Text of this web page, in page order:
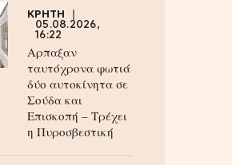
ΚΡΗΤΗ
05.08.2026,
16:22
Αρπαξαν
ταυτόχρονα φωτιά
δύο αυτοκίνητα σε
Σούδα και
Επισκοπή – Τρέχει
η Πυροσβεστική